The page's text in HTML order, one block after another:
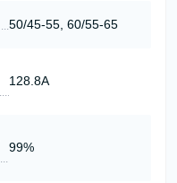
50/45-55, 60/55-65
128.8A
99%